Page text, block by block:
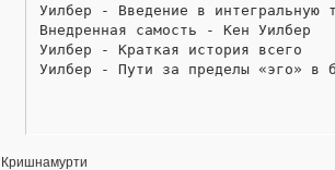
Уилбер - Введение в интегральную
Внедренная самость - Кен Уилбер
Уилбер - Краткая история всего
Уилбер - Пути за пределы «эго» в
Кришнамурти